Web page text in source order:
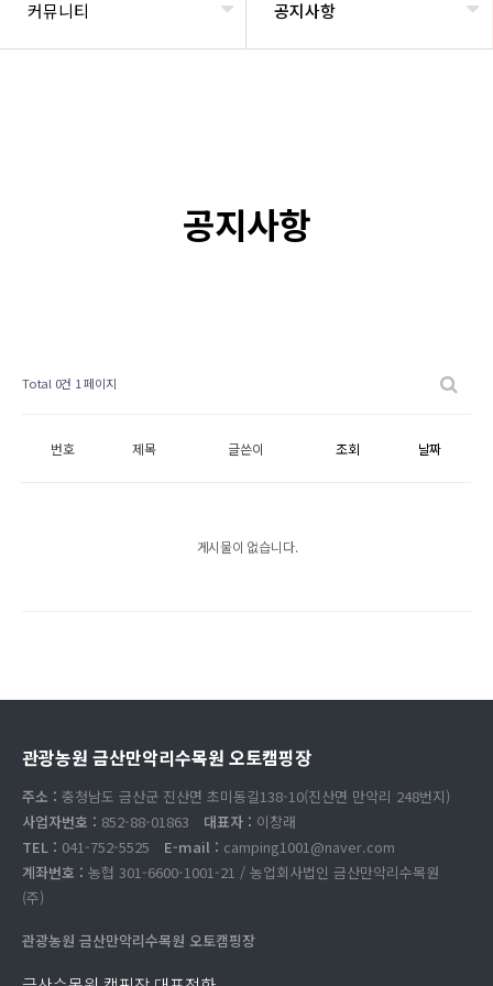
커뮤니티 공지사항
공지사항
Total 0건 1 페이지
번호 제목 글쓴이 조회 날짜
게시물이 없습니다.
관광농원 금산만악리수목원 오토캠핑장
주소 : 충청남도 금산군 진산면 초미동길138-10(진산면 만악리 248번지)
사업자번호 : 852-88-01863 대표자 : 이창래
TEL : 041-752-5525 E-mail : camping1001@naver.com
계좌번호 : 농협 301-6600-1001-21 / 농업회사법인 금산만악리수목원
(주)
관광농원 금산만악리수목원 오토캠핑장